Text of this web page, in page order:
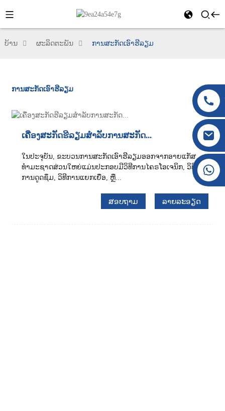
+86 177 8117 4421
+86 138 8076 0589
ບ້ານ ຜະລິດຕະພັນ ການສະກັດເອົາຮີລຽມ
ການສະກັດເອົາຮີລຽມ
ເຄື່ອງສະກັດຮີລຽມສຳລັບການສະກັດ...
ໃນປະຈຸບັນ, ຂະບວນການສະກັດເອົາຮີລຽມອອກຈາກອາຍແກັສ
ທຳມະຊາດສ່ວນໃຫຍ່ແມ່ນປະກອບມີວິທີການໄຄຣໂອເຈນິກ, ວິທີ
ການດູດຊຶມ, ວິທີການແຍກເຍື່ອ, ຫຼື...
ສອບຖາມ ລາຍລະອຽດ